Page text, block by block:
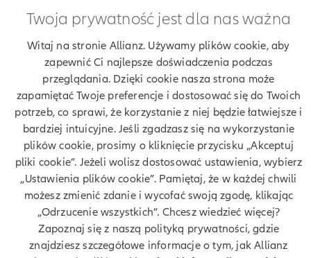
Twoje dane
Polityka prywatności
Polityka cookies
Bezpieczeństwo
Znajdź agenta Allianz. Znajdź placówkę Allianz
Allianz Placówka - Łukasz Kurdziel, Tychy
Twoja prywatność jest dla nas ważna
Witaj na stronie Allianz. Używamy plików cookie, aby
zapewnić Ci najlepsze doświadczenia podczas
przeglądania. Dzięki cookie nasza strona może
zapamiętać Twoje preferencje i dostosować się do Twoich
potrzeb, co sprawi, że korzystanie z niej będzie łatwiejsze i
bardziej intuicyjne. Jeśli zgadzasz się na wykorzystanie
plików cookie, prosimy o kliknięcie przycisku „Akceptuj
pliki cookie”. Jeżeli wolisz dostosować ustawienia, wybierz
„Ustawienia plików cookie”. Pamiętaj, że w każdej chwili
możesz zmienić zdanie i wycofać swoją zgodę, klikając
„Odrzucenie wszystkich”. Chcesz wiedzieć więcej?
Zapoznaj się z naszą polityką prywatności, gdzie
znajdziesz szczegółowe informacje o tym, jak Allianz